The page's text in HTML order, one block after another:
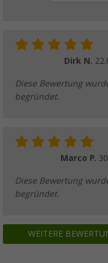
Dirk N.
Diese Bewertung
begründet.
Marco P.
Diese Bewertung
begründet.
WEITERE